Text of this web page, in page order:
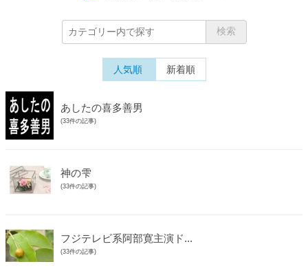
人気順 新着順
あしたの喜多善男
(33件の記事)
神の雫
(33件の記事)
フジテレビ系阿部寛主演ド...
(33件の記事)